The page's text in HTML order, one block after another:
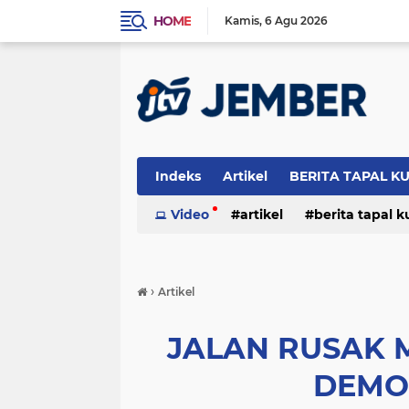
HOME Kamis 6 Agu 2026
Indeks Artikel BERITA TAPAL
PERISTIWA
Video artikel berita tapal
› Artikel
JALAN RUSAK